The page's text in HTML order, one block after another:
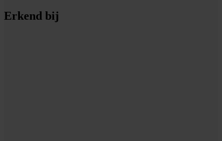
Erkend bij